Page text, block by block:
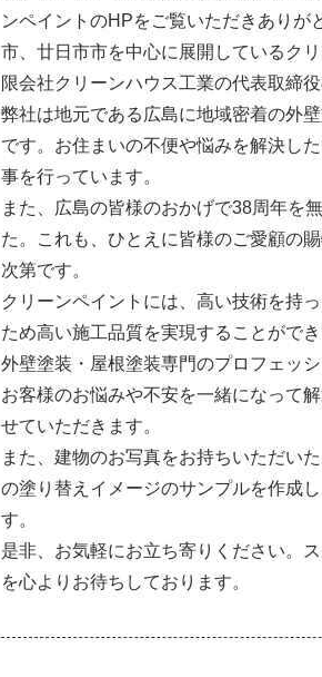
ンペイントのHPをご覧いただきありが
市、廿日市市を中心に展開しているク
限会社クリーンハウス工業の代表取締役
弊社は地元である広島に地域密着の外
です。お住まいの不便や悩みを解決し
事を行っています。
また、広島の皆様のおかげで38周年を
た。これも、ひとえに皆様のご愛顧の
次第です。
クリーンペイントには、高い技術を持
ため高い施工品質を実現することができ
外壁塗装・屋根塗装専門のプロフェッ
お客様のお悩みや不安を一緒になって
せていただきます。
また、建物のお写真をお持ちいただい
の塗り替えイメージのサンプルを作成
す。
是非、お気軽にお立ち寄りください。
を心よりお待ちしております。